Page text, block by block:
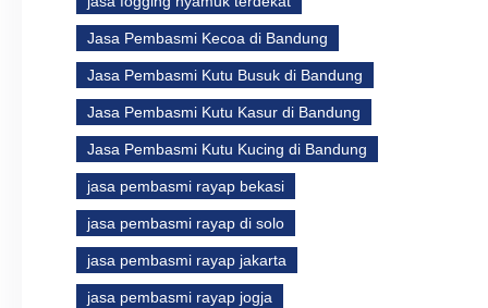
Jasa Pembasmi Kecoa di Bandung
Jasa Pembasmi Kutu Busuk di Bandung
Jasa Pembasmi Kutu Kasur di Bandung
Jasa Pembasmi Kutu Kucing di Bandung
jasa pembasmi rayap bekasi
jasa pembasmi rayap di solo
jasa pembasmi rayap jakarta
jasa pembasmi rayap jogja